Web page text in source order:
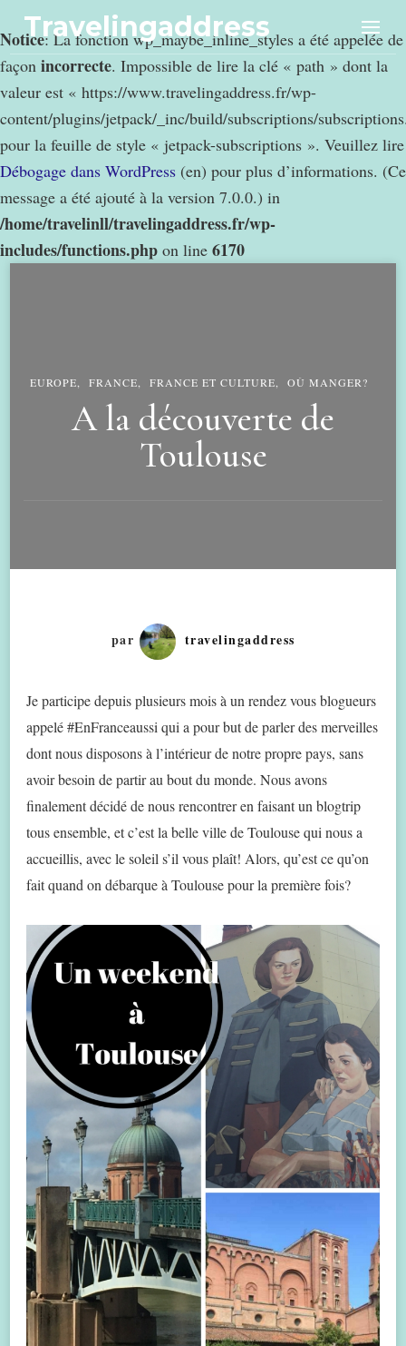
Notice: La fonction wp_maybe_inline_styles a été appelée de
façon incorrecte. Impossible de lire la clé « path » dont la
valeur est « https://www.travelingaddress.fr/wp-
content/plugins/jetpack/_inc/build/subscriptions/
pour la feuille de style « jetpack-subscriptions ». Veuillez lire
Débogage dans WordPress (en) pour plus d’informations. (Ce
message a été ajouté à la version 7.0.0.) in
/home/travelinll/travelingaddress.fr/wp-
includes/functions.php on line 6170
Travelingaddress
EUROPE FRANCE FRANCE ET CULTURE OÙ MANGER?
A la découverte de
Toulouse
par travelingaddress
Je participe depuis plusieurs mois à un rendez vous blogueurs
appelé #EnFranceaussi qui a pour but de parler des merveilles
dont nous disposons à l’intérieur de notre propre pays, sans
avoir besoin de partir au bout du monde. Nous avons
finalement décidé de nous rencontrer en faisant un blogtrip
tous ensemble, et c’est la belle ville de Toulouse qui nous a
accueillis, avec le soleil s’il vous plaît! Alors, qu’est ce qu’on
fait quand on débarque à Toulouse pour la première fois?